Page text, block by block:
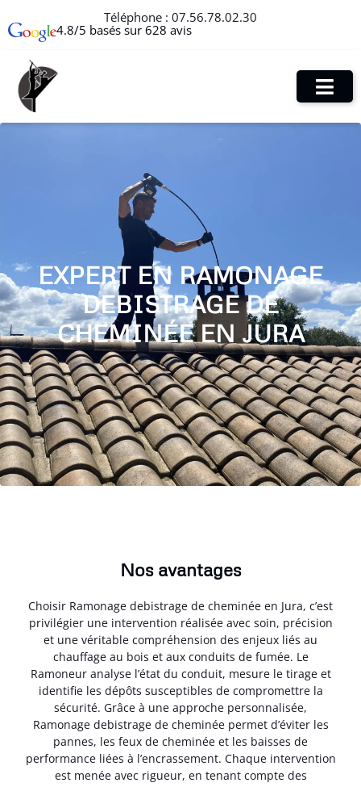
Téléphone : 07.56.78.02.30
4.8/5 basés sur 628 avis
EXPERT EN RAMONAGE
DEBISTRAGE DE
CHEMINÉE EN JURA
Nos avantages
Choisir Ramonage debistrage de cheminée en Jura, c’est
privilégier une intervention réalisée avec soin, précision
et une véritable compréhension des enjeux liés au
chauffage au bois et aux conduits de fumée. Le
Ramoneur analyse l’état du conduit, mesure le tirage et
identifie les dépôts susceptibles de compromettre la
sécurité. Grâce à une approche personnalisée,
Ramonage debistrage de cheminée permet d’éviter les
pannes, les feux de cheminée et les baisses de
performance liées à l’encrassement. Chaque intervention
est menée avec rigueur, en tenant compte des